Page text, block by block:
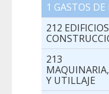
1 GASTOS DE
212
213
Y UTILLAJE